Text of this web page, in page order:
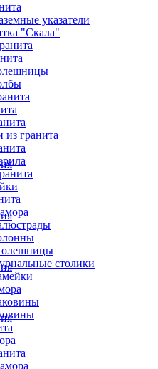
указатели
"Скала"
из гранита
столики